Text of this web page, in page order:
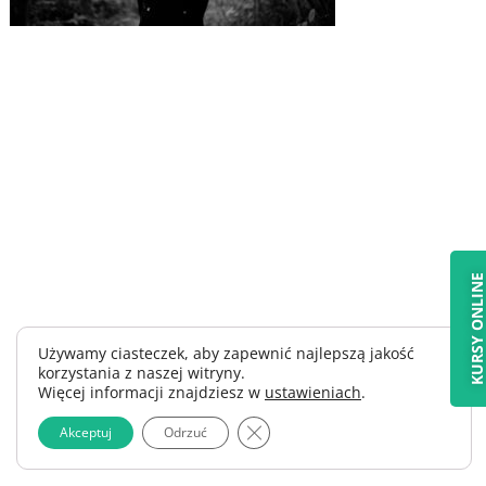
Używamy ciasteczek, aby zapewnić najlepszą jakość
korzystania z naszej witryny.
Więcej informacji znajdziesz w ustawieniach.
Akceptuj Odrzuć Zamknij panel powiadomień o
KURSY ONLINE